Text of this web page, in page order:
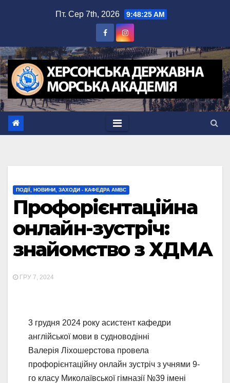
Пт. Сер 7th, 2026 9:48:25 AM
ПОДІЇ, НОВИНИ, ЗАХОДИ - КАФЕДРА АМВС
Профорієнтаційна
онлайн-зустріч:
знайомство з ХДМА
ГРУ 7, 2024
3 грудня 2024 року асистент кафедри
англійської мови в судноводінні
Валерія Ліхошерстова провела
профорієнтаційну онлайн зустріч з учнями 9-
го класу Миколаївської гімназії №39 імені